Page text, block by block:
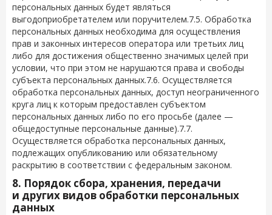
персональных данных будет являться
выгодоприобретателем или поручителем.7.5. Обработка
персональных данных необходима для осуществления
прав и законных интересов оператора или третьих лиц
либо для достижения общественно значимых целей при
условии, что при этом не нарушаются права и свободы
субъекта персональных данных.7.6. Осуществляется
обработка персональных данных, доступ неограниченного
круга лиц к которым предоставлен субъектом
персональных данных либо по его просьбе (далее —
общедоступные персональные данные).7.7.
Осуществляется обработка персональных данных,
подлежащих опубликованию или обязательному
раскрытию в соответствии с федеральным законом.
8. Порядок сбора, хранения, передачи
и других видов обработки персональных
данных